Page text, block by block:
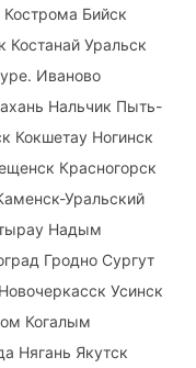
Бийск
Костанай Уральск
Иваново
Нальчик Пыть-
Кокшетау Ногинск
Красногорск
Уральский
Надым
Гродно Сургут
Усинск
Когалым
Нягань Якутск